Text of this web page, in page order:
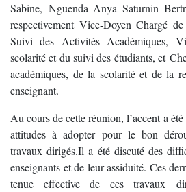
Sabine, Nguenda Anya Saturnin
respectivement Vice-Doyen Chargé
Suivi des Activités Académiques,
scolarité et du suivi des étudiants, et
académiques, de la scolarité et de la
enseignant.
Au cours de cette réunion, l’accent a
attitudes à adopter pour le bon
travaux dirigés.Il a été discuté des
enseignants et de leur assiduité. Ces
tenue effective de ces travaux